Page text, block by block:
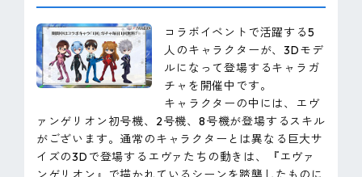
コラボイベントで活躍する5
人のキャラクターが、3Dモデ
ルになって登場するキャラガ
チャを開催中です。
キャラクターの中には、エヴ
ァンゲリオン初号機、2号機、8号機が登場するスキル
がございます。通常のキャラクターとは異なる巨大サ
イズの3Dで登場するエヴァたちの動きは、『エヴァ